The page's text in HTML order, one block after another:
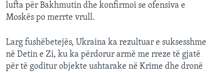
lufta për Bakhmutin dhe konfirmoi se ofensiva e
Moskës po merrte vrull.
Larg fushëbetejës, Ukraina ka rezultuar e suksesshme
në Detin e Zi, ku ka përdorur armë me rreze të gjatë
për të goditur objekte ushtarake në Krime dhe dronë